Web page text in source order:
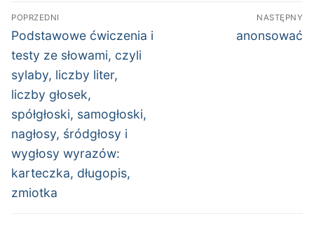
Nawigacja
wpisu
POPRZEDNI
Poprzedni
wpis:
Podstawowe ćwiczenia i
testy ze słowami, czyli
sylaby, liczby liter,
liczby głosek,
spółgłoski, samogłoski,
nagłosy, śródgłosy i
wygłosy wyrazów:
karteczka, długopis,
zmiotka
NASTĘPNY
Następny
anonsować